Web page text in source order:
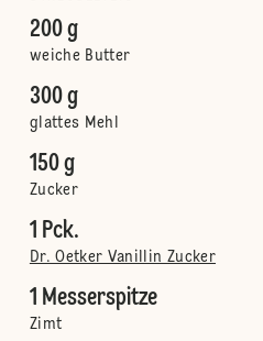
200 g
weiche Butter
300 g
glattes Mehl
150 g
Zucker
1 Pck.
Dr. Oetker Vanillin Zucker
1 Messerspitze
Zimt